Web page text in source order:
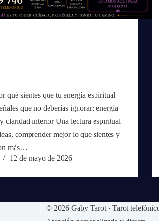
qué sientes que tu energía espiritual
que no deberías ignorar: energía
claridad interior Una lectura espiritual
comprender mejor lo que sientes y
más…
12 de mayo de 2026
© 2026 Gaby Tarot · Tarot